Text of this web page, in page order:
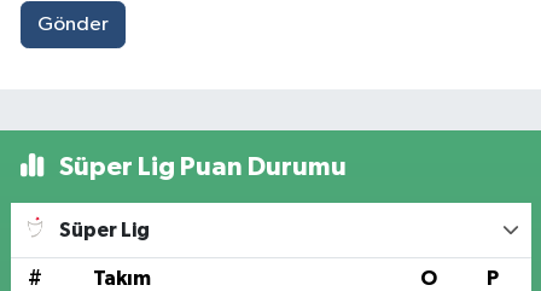
Gönder
Süper Lig Puan Durumu
Süper Lig
# Takım O P